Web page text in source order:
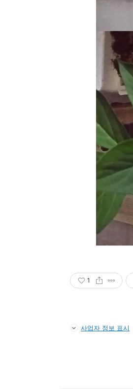
1
사업자 정보 표시